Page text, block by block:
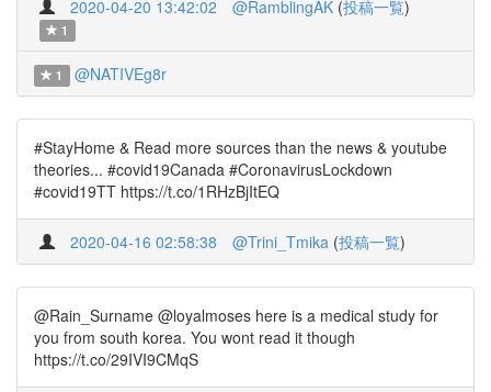
2020-04-20 13:42:02 @RamblingAK (投稿一覧)
1
1 @NATIVEg8r
#StayHome & Read more sources than the news & youtube
theories... #covid19Canada #CoronavirusLockdown
#covid19TT https://t.co/1RHzBjItEQ
2020-04-16 02:58:38 @Trini_Tmika (投稿一覧)
@Rain_Surname @loyalmoses here is a medical study for
you from south korea. You wont read it though
https://t.co/29IVI9CMqS